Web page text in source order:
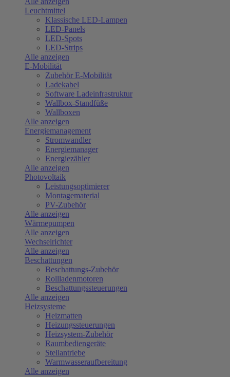
Leuchtmittel
Klassische LED-Lampen
LED-Panels
LED-Spots
LED-Strips
Alle anzeigen
E-Mobilität
Zubehör E-Mobilität
Ladekabel
Software Ladeinfrastruktur
Wallbox-Standfüße
Wallboxen
Alle anzeigen
Energiemanagement
Stromwandler
Energiemanager
Energiezähler
Alle anzeigen
Photovoltaik
Leistungsoptimierer
Montagematerial
PV-Zubehör
Alle anzeigen
Wärmepumpen
Alle anzeigen
Wechselrichter
Alle anzeigen
Beschattungen
Beschattungs-Zubehör
Rollladenmotoren
Beschattungssteuerungen
Alle anzeigen
Heizsysteme
Heizmatten
Heizungssteuerungen
Heizsystem-Zubehör
Raumbediengeräte
Stellantriebe
Warmwasseraufbereitung
Alle anzeigen